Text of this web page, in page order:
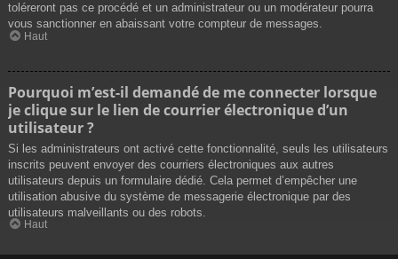
toléreront pas ce procédé et un administrateur ou un modérateur pourra
vous sanctionner en abaissant votre compteur de messages.
Haut
Pourquoi m’est-il demandé de me connecter lorsque
je clique sur le lien de courrier électronique d’un
utilisateur ?
Si les administrateurs ont activé cette fonctionnalité, seuls les utilisateurs
inscrits peuvent envoyer des courriers électroniques aux autres
utilisateurs depuis un formulaire dédié. Cela permet d’empêcher une
utilisation abusive du système de messagerie électronique par des
utilisateurs malveillants ou des robots.
Haut